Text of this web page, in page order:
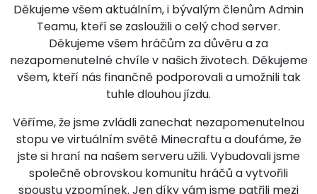
Děkujeme všem aktuálním, i bývalým členům Admin
Teamu, kteří se zasloužili o celý chod server.
Děkujeme všem hráčům za důvěru a za
nezapomenutelné chvíle v našich životech. Děkujeme
všem, kteří nás finančně podporovali a umožnili tak
tuhle dlouhou jízdu.
Věříme, že jsme zvládli zanechat nezapomenutelnou
stopu ve virtuálním světě Minecraftu a doufáme, že
jste si hraní na našem serveru užili. Vybudovali jsme
společně obrovskou komunitu hráčů a vytvořili
spoustu vzpomínek. Jen díky vám jsme patřili mezi